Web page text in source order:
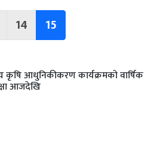
14 15
कृषि आधुनिकीकरण कार्यक्रमको वार्षिक
आजदेखि